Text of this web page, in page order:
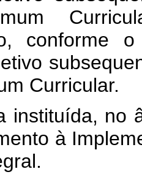
conforme
Curricular.
instituída, no
à